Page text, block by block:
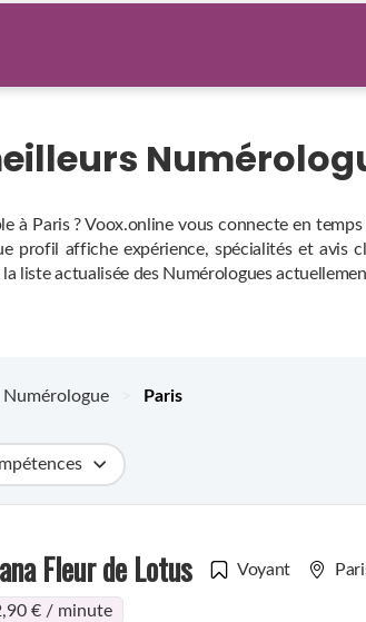
à Paris ? Voox.online vous connecte en
profil affiche expérience, spécialités et
liste actualisée des Numérologues
Numérologue Paris
Fleur de Lotus Voyant
€ / minute